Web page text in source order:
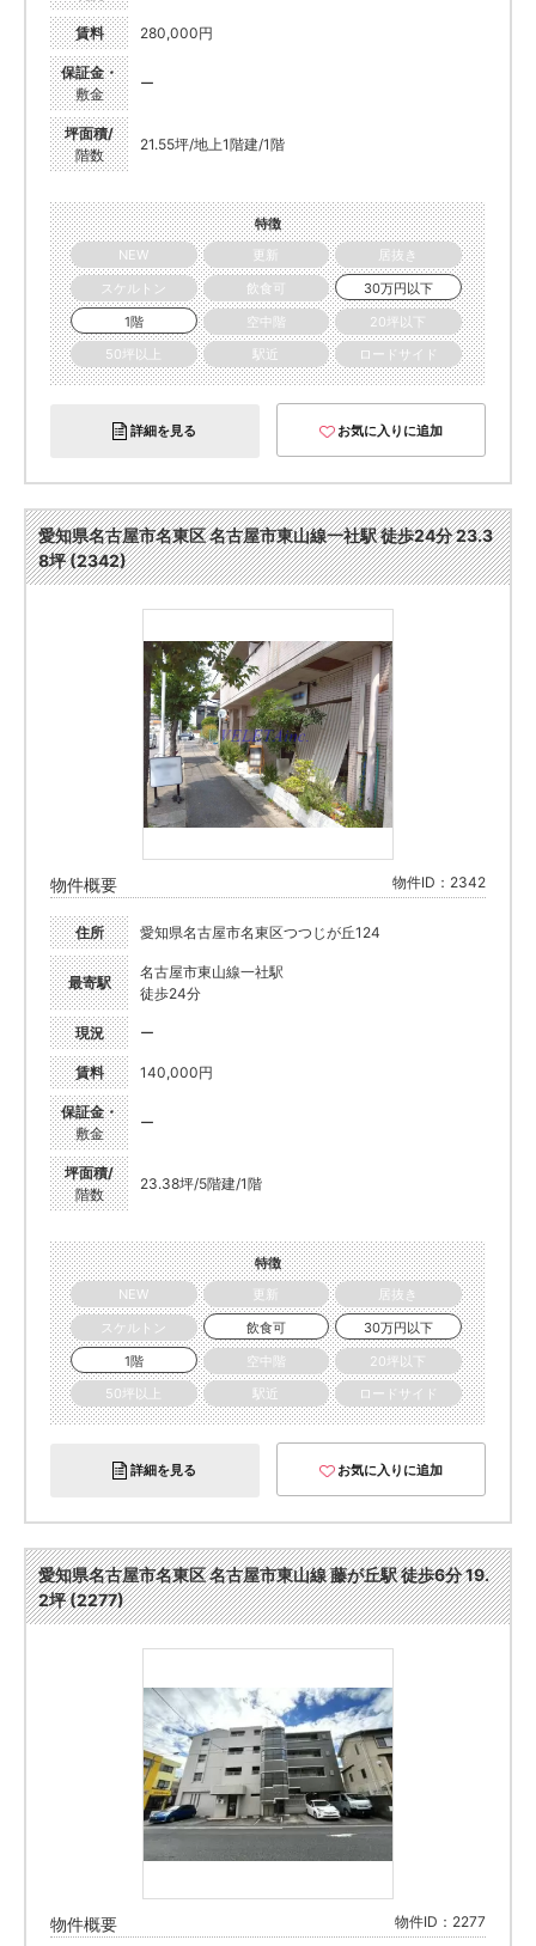
賃料 280,000円
保証金・
敷金
ー
坪面積/
階数
21.55坪/地上1階建/1階
特徴
NEW
更新
居抜き
スケルトン
飲食可
30万円以下
1階
空中階
20坪以下
50坪以上
駅近 ロードサイド
詳細を見る お気に入りに追加
愛知県名古屋市名東区 名古屋市東山線一社駅 徒歩24分 23.3
8坪 (2342)
物件概要 物件ID：2342
住所 愛知県名古屋市名東区つつじが丘124
最寄駅
名古屋市東山線一社駅
徒歩24分
現況 ー
賃料 140,000円
保証金・
敷金
ー
坪面積/
階数
23.38坪/5階建/1階
特徴
NEW
更新
居抜き
スケルトン
飲食可
30万円以下
1階
空中階
20坪以下
50坪以上
駅近 ロードサイド
詳細を見る お気に入りに追加
愛知県名古屋市名東区 名古屋市東山線 藤が丘駅 徒歩6分 19.
2坪 (2277)
物件概要 物件ID：2277